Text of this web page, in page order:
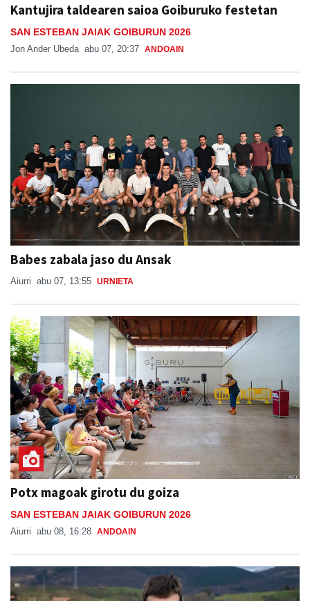
Kantujira taldearen saioa Goiburuko festetan
SAN ESTEBAN JAIAK GOIBURUN 2026
Jon Ander Ubeda abu 07, 20:37 ANDOAIN
Babes zabala jaso du Ansak
Aiurri abu 07, 13:55 URNIETA
Potx magoak girotu du goiza
SAN ESTEBAN JAIAK GOIBURUN 2026
Aiurri abu 08, 16:28 ANDOAIN